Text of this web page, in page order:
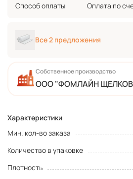
Характеристики
Мин. кол-во заказа
Количество в упаковке
Плотность
Собственное производство
ООО "ФОМЛАЙН
Способ оплаты Оплата по
Все 2 предложения